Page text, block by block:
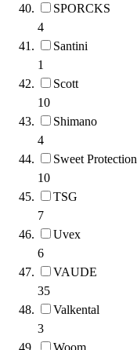
SPORCKS
4
Santini
1
Scott
10
Shimano
4
Sweet Protection
10
TSG
7
Uvex
6
VAUDE
35
Valkental
3
Woom